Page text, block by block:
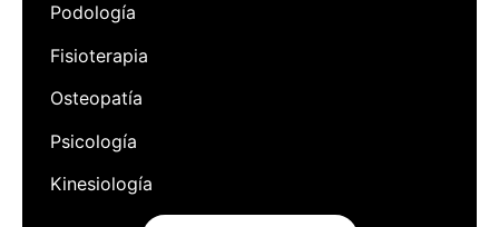
Podología
Fisioterapia
Osteopatía
Psicología
Kinesiología